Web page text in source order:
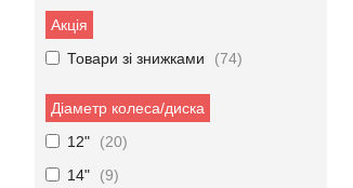
Акція
Товари зі знижками
74
Діаметр колеса/диска
12"
20
14"
9